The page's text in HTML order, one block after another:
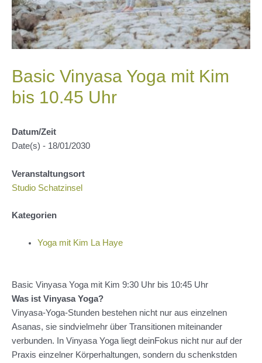
Basic Vinyasa Yoga mit Kim
bis 10.45 Uhr
Datum/Zeit
Date(s) - 18/01/2030
Veranstaltungsort
Studio Schatzinsel
Kategorien
Yoga mit Kim La Haye
Basic Vinyasa Yoga mit Kim 9:30 Uhr bis 10:45 Uhr
Was ist Vinyasa Yoga?
Vinyasa-Yoga-Stunden bestehen nicht nur aus einzelnen
Asanas, sie sindvielmehr über Transitionen miteinander
verbunden. In Vinyasa Yoga liegt deinFokus nicht nur auf der
Praxis einzelner Körperhaltungen, sondern du schenkstden